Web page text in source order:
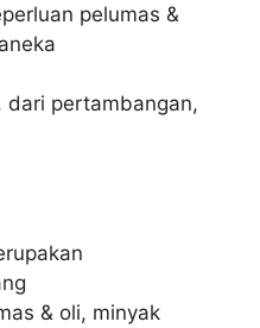
pelumas &
dari pertambangan,
& oli, minyak